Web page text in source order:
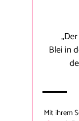
Blei in
Mit ihrem